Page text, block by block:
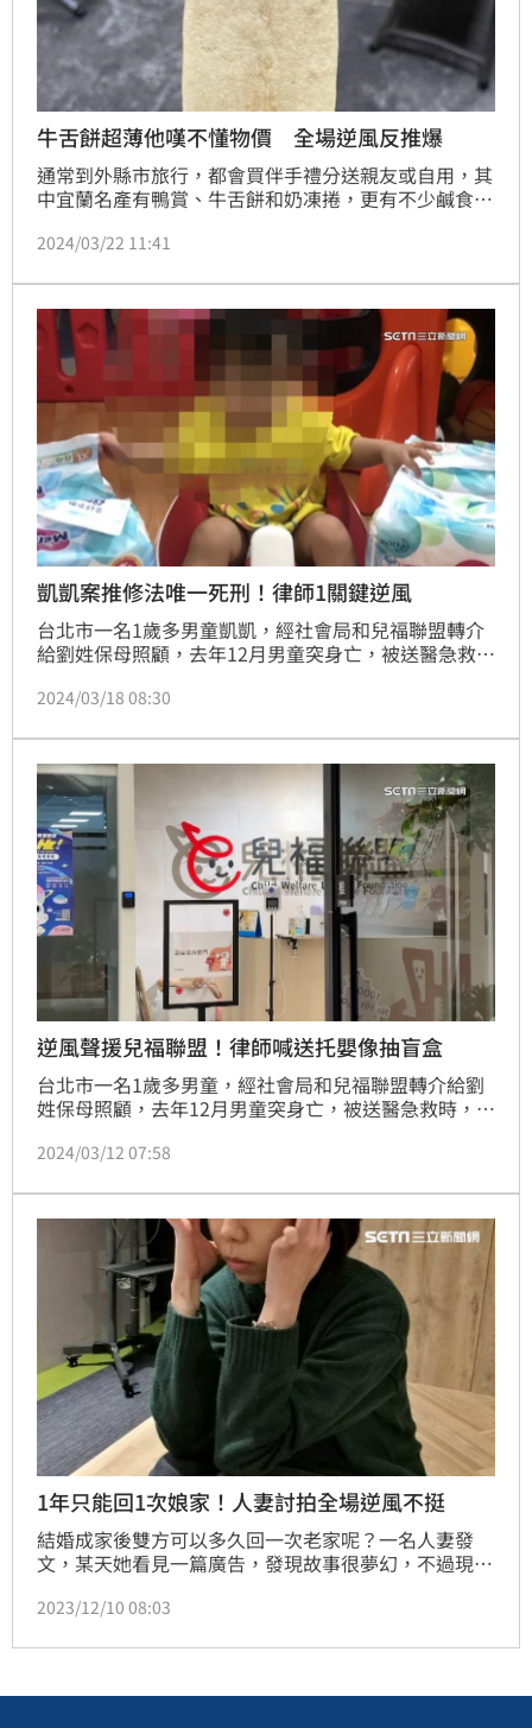
牛舌餅超薄他嘆不懂物價 全場逆風反推爆
通常到外縣市旅行，都會買伴手禮分送親友或自用，其
中宜蘭名產有鴨賞、牛舌餅和奶凍捲，更有不少鹹食會
餅也是不少人去宜蘭會購入的口袋名單。一名網友就透
訝，大嘆自己「不懂物價」。
2024/03/22 11:41
凱凱案推修法唯一死刑！律師1關鍵逆風
台北市一名1歲多男童凱凱，經社會局和兒福聯盟轉介
給劉姓保母照顧，去年12月男童突身亡，被送醫急救
形骨折，經急救仍傷重不治，事件引發社會大眾譁然，
法，直言「唯一死刑，不見得是好的立法」。
2024/03/18 08:30
逆風聲援兒福聯盟！律師喊送托嬰像抽盲盒
台北市一名1歲多男童，經社會局和兒福聯盟轉介給劉
姓保母照顧，去年12月男童突身亡，被送醫急救時，雙
折，經急救仍傷重不治。就有大批網友質疑兒福聯盟失
逆風發聲，認為送托嬰本就像在抽盲盒。
2024/03/12 07:58
1年只能回1次娘家！人妻討拍全場逆風不挺
結婚成家後雙方可以多久回一次老家呢？一名人妻發
文，某天她看見一篇廣告，發現故事很夢幻，不過現實
就是在大年初二，讓她感嘆，廣告裡的故事根本不可能
2023/12/10 08:03